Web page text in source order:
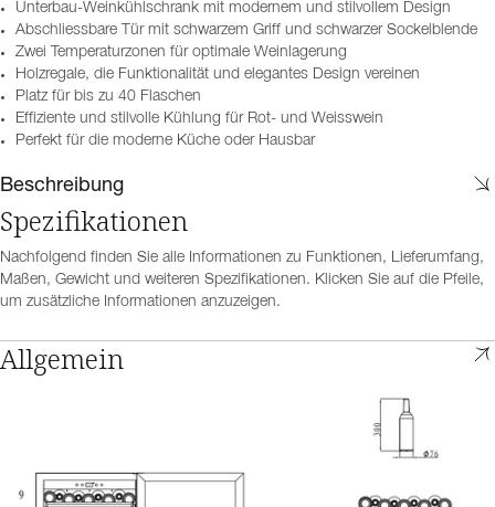
Unterbau-Weinkühlschrank mit modernem und stilvollem Design
Abschliessbare Tür mit schwarzem Griff und schwarzer Sockelblende
Zwei Temperaturzonen für optimale Weinlagerung
Holzregale, die Funktionalität und elegantes Design vereinen
Platz für bis zu 40 Flaschen
Effiziente und stilvolle Kühlung für Rot- und Weisswein
Perfekt für die moderne Küche oder Hausbar
Beschreibung
Spezifikationen
Nachfolgend finden Sie alle Informationen zu Funktionen, Lieferumfang,
Maßen, Gewicht und weiteren Spezifikationen. Klicken Sie auf die Pfeile,
um zusätzliche Informationen anzuzeigen.
Allgemein